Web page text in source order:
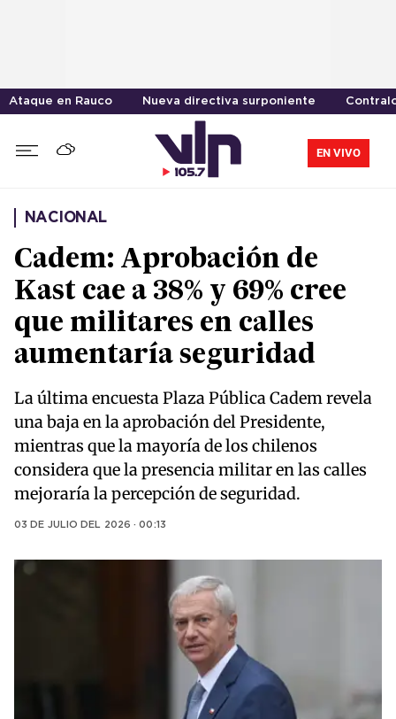
Ataque en Rauco Nueva directiva surponiente
EN VIVO
NACIONAL
Cadem: Aprobación de
Kast cae a 38% y 69% cree
que militares en calles
aumentaría seguridad
La última encuesta Plaza Pública Cadem revela
una baja en la aprobación del Presidente,
mientras que la mayoría de los chilenos
considera que la presencia militar en las calles
mejoraría la percepción de seguridad.
03 DE JULIO DEL 2026 · 00:13